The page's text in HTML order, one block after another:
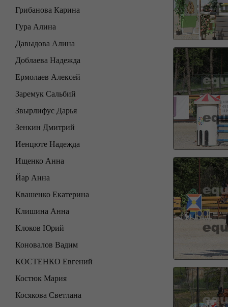
Грибанова Карина
Гура Алина
Давыдова Алина
Доблаева Надежда
Ермолаев Алексей
Заремук Сальбий
Звырлифус Дарья
Зенкин Дмитрий
Иенцюте Надежда
Ищенко Анна
Йар Анна
Квашенко Екатерина
Клишина Анна
Клоков Юрий
Коновалов Вадим
КОСТЕНКО Евгений
Костюк Мария
Косякова Светлана